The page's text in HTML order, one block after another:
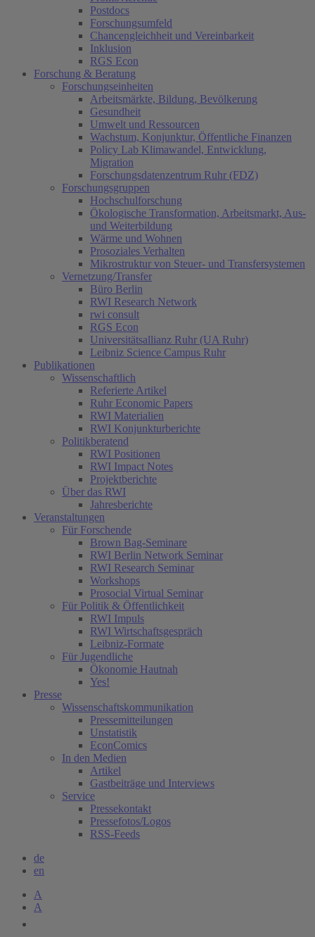
Postdocs
Forschungsumfeld
Chancengleichheit und Vereinbarkeit
Inklusion
RGS Econ
Forschung & Beratung
Forschungseinheiten
Arbeitsmärkte, Bildung, Bevölkerung
Gesundheit
Umwelt und Ressourcen
Wachstum, Konjunktur, Öffentliche Finanzen
Policy Lab Klimawandel, Entwicklung,
Migration
Forschungsdatenzentrum Ruhr (FDZ)
Forschungsgruppen
Hochschulforschung
Ökologische Transformation, Arbeitsmarkt, Aus-
und Weiterbildung
Wärme und Wohnen
Prosoziales Verhalten
Mikrostruktur von Steuer- und Transfersystemen
Vernetzung/Transfer
Büro Berlin
RWI Research Network
rwi consult
RGS Econ
Universitätsallianz Ruhr (UA Ruhr)
Leibniz Science Campus Ruhr
Publikationen
Wissenschaftlich
Referierte Artikel
Ruhr Economic Papers
RWI Materialien
RWI Konjunkturberichte
Politikberatend
RWI Positionen
RWI Impact Notes
Projektberichte
Über das RWI
Jahresberichte
Veranstaltungen
Für Forschende
Brown Bag-Seminare
RWI Berlin Network Seminar
RWI Research Seminar
Workshops
Prosocial Virtual Seminar
Für Politik & Öffentlichkeit
RWI Impuls
RWI Wirtschaftsgespräch
Leibniz-Formate
Für Jugendliche
Ökonomie Hautnah
Yes!
Presse
Wissenschaftskommunikation
Pressemitteilungen
Unstatistik
EconComics
In den Medien
Artikel
Gastbeiträge und Interviews
Service
Pressekontakt
Pressefotos/Logos
RSS-Feeds
de
en
A
A